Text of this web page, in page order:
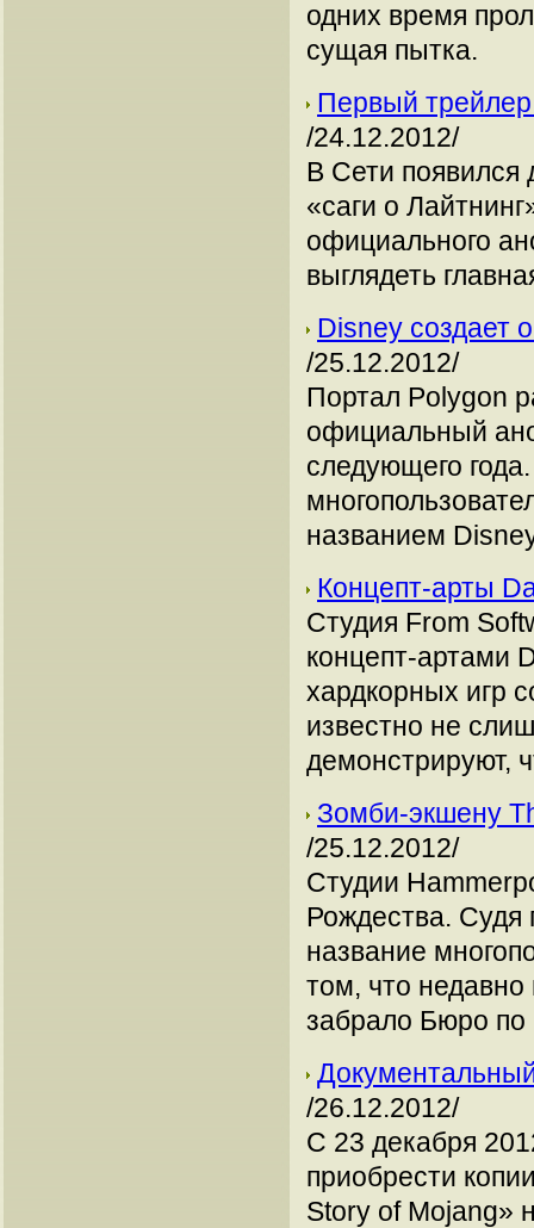
одних время
сущая пытка.
Первый
/24.12.2012/
В Сети появился
«саги о
официального
выглядеть
Disney создает
/25.12.2012/
Портал Polygon
официальный
следующего
названием
Концепт-арты
Студия From
концепт-артами
хардкорных игр
известно не
демонстрируют,
Зомби-экшену
/25.12.2012/
Студии
Рождества. Судя
название
том, что недавно
забрало Бюро по
/26.12.2012/
C 23 декабря
приобрести
Story of Mojang»